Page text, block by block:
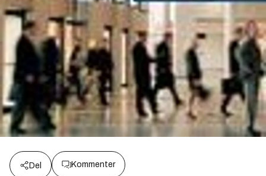
Del Kommenter